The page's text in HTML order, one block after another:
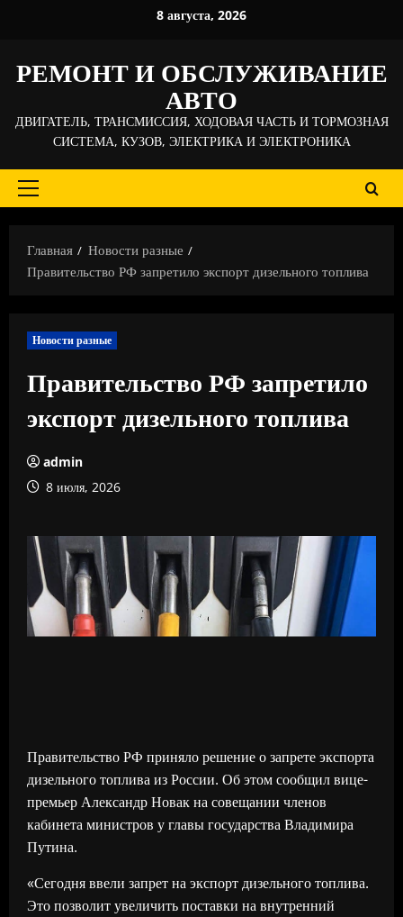
8 августа, 2026
РЕМОНТ И ОБСЛУЖИВАНИЕ
АВТО
ДВИГАТЕЛЬ, ТРАНСМИССИЯ, ХОДОВАЯ ЧАСТЬ И ТОРМОЗНАЯ
СИСТЕМА, КУЗОВ, ЭЛЕКТРИКА И ЭЛЕКТРОНИКА
Основное
Главная
Новости разные
Правительство РФ запретило экспорт дизельного топлива
Новости разные
Правительство РФ запретило
экспорт дизельного топлива
admin
8 июля, 2026
Правительство РФ приняло решение о запрете экспорта
дизельного топлива из России. Об этом сообщил вице-
премьер Александр Новак на совещании членов
кабинета министров у главы государства Владимира
Путина.
«Сегодня ввели запрет на экспорт дизельного топлива.
Это позволит увеличить поставки на внутренний